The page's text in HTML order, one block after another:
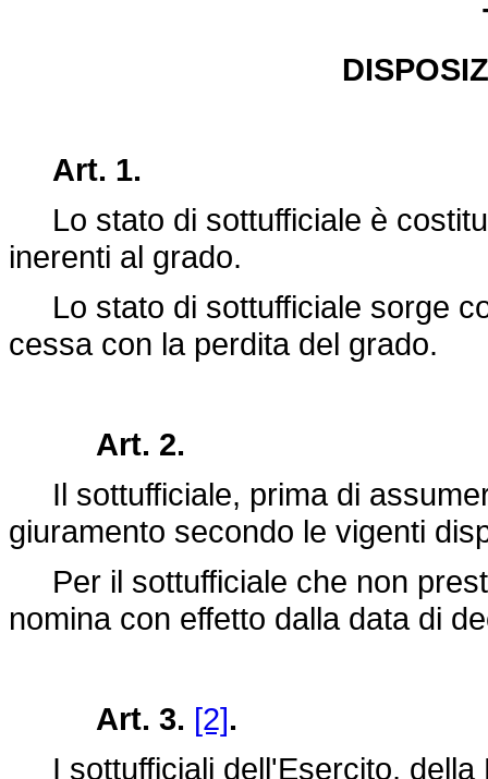
Art. 1.
Lo stato di sottufficiale è
inerenti al grado.
Lo stato di sottufficiale sorge
cessa con la perdita del grado.
Art. 2.
Il sottufficiale, prima di
giuramento secondo le vigenti
Per il sottufficiale che non
nomina con effetto dalla data di
Art. 3. [2].
I sottufficiali dell'Esercito, della